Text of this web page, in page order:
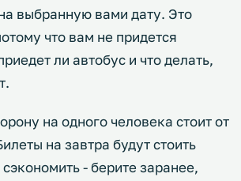
выбранную вами дату. Это
что вам не придется
ли автобус и что делать,
на одного человека стоит от
на завтра будут стоить
- берите заранее,